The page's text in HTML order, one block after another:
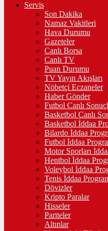
Servis
Son Dakika
Namaz Vakitleri
Hava Durumu
Gazeteler
Canlı Borsa
Canlı TV
Puan Durumu
TV Yayın Akışları
Nöbetçi Eczaneler
Haber Gönder
Futbol Canlı
Basketbol Canlı
Basketbol İddaa
Bilardo İddaa
Futbol İddaa
Motor Sporları
Hentbol İddaa
Voleybol İddaa
Tenis İddaa
Dövizler
Kripto Paralar
Hisseler
Pariteler
Altınlar